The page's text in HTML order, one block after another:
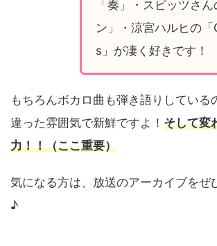
「奏」・スピッツさ
ン」・涼宮ハルヒの
s」が凄く好きです！
もちろんボカロ曲も弾き語りしている
違った雰囲気で新鮮ですよ！ そして変
力！！（ここ重要）
気になる方は、放送のアーカイブをぜ
♪